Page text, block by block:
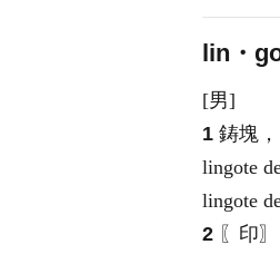
lin・
[男]
1 鋳塊
lingote
lingote
2 〖印